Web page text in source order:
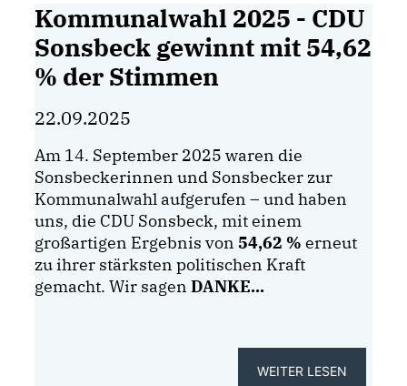
Kommunalwahl 2025 - CDU
Sonsbeck gewinnt mit 54,62
% der Stimmen
22.09.2025
Am 14. September 2025 waren die
Sonsbeckerinnen und Sonsbecker zur
Kommunalwahl aufgerufen – und haben
uns, die CDU Sonsbeck, mit einem
großartigen Ergebnis von 54,62 % erneut
zu ihrer stärksten politischen Kraft
gemacht. Wir sagen DANKE...
WEITER LESEN